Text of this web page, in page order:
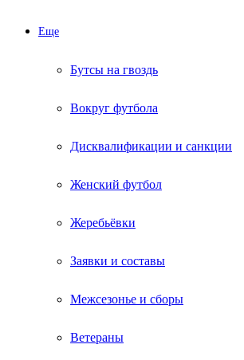
Еще
Бутсы на гвоздь
Вокруг футбола
Дисквалификации и санкции
Женский футбол
Жеребьёвки
Заявки и составы
Межсезонье и сборы
Ветераны